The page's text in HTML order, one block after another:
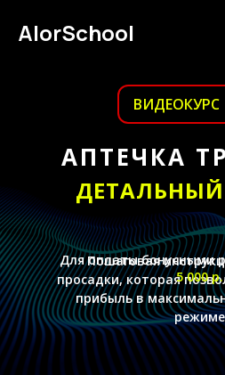
AlorSchool
АПТЕЧКА
ДЕТАЛЬНЫЙ
Пошаговая
просадки, которая
прибыль в
режиме
ВИДЕОКУРС
Для оплаты бонусными
5 000 р.